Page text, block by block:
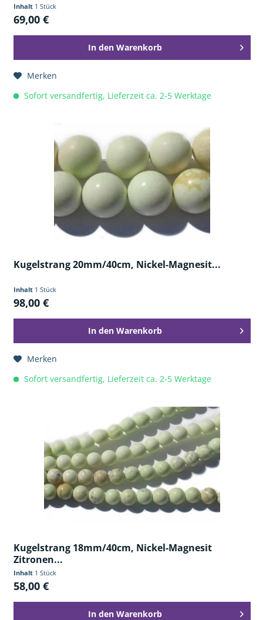
Inhalt 1 Stück
69,00 €
In den Warenkorb
Merken
Sofort versandfertig, Lieferzeit ca. 2-5 Werktage
Kugelstrang 20mm/40cm, Nickel-Magnesit...
Inhalt 1 Stück
98,00 €
In den Warenkorb
Merken
Sofort versandfertig, Lieferzeit ca. 2-5 Werktage
Kugelstrang 18mm/40cm, Nickel-Magnesit
Zitronen...
Inhalt 1 Stück
58,00 €
In den Warenkorb